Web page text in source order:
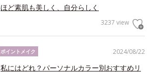
ほど素肌も美しく、自分らしく
3237 view
2024/08/22
ポイントメイク
私にはどれ？パーソナルカラー別おすすめリ